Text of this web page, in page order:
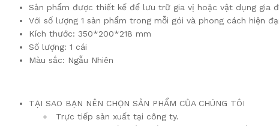
Sản phẩm được thiết kế để lưu trữ gia vị hoặc vật dụng gia
Với số lượng 1 sản phẩm trong mỗi gói và phong cách hiện
Kích thước: 350*200*218 mm
Số lượng: 1 cái
Màu sắc: Ngẫu Nhiên
TẠI SAO BẠN NÊN CHỌN SẢN PHẨM CỦA CHÚNG TÔI
Trực tiếp sản xuất tại công ty.